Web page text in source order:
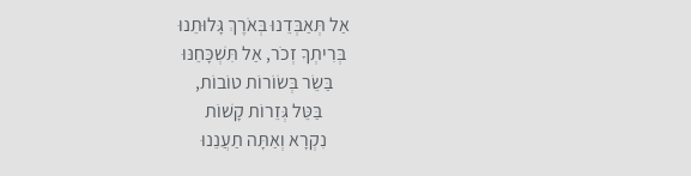
אַל תְּאַבְּדֵנוּ בְּאֹרֶךְ גָּלוּתֵנוּ
בְּרִיתְךָ זְכֹר, אַל תִּשְׁכָּחֵנּוּ
בַּשֵׂר בְּשׂוֹרוֹת טוֹבוֹת,
בַּטֵּל גְּזֵרוֹת קָשׁוֹת
נִקְרָא וְאַתָּה תַעֲנֵנוּ